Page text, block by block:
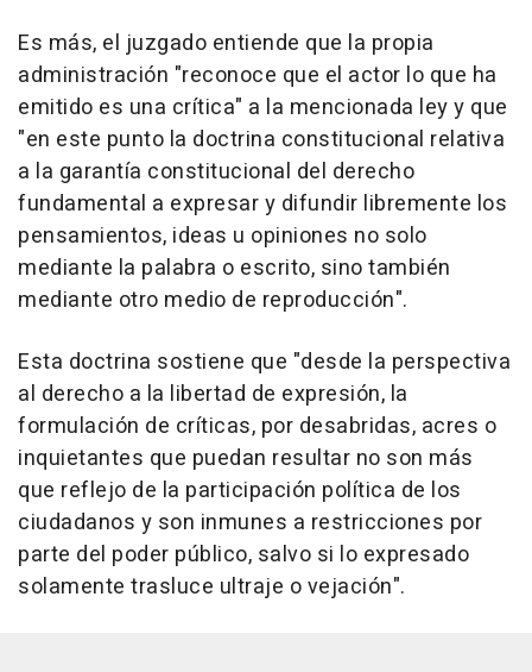
Es más, el juzgado entiende que la propia
administración "reconoce que el actor lo que ha
emitido es una crítica" a la mencionada ley y que
"en este punto la doctrina constitucional relativa
a la garantía constitucional del derecho
fundamental a expresar y difundir libremente los
pensamientos, ideas u opiniones no solo
mediante la palabra o escrito, sino también
mediante otro medio de reproducción".
Esta doctrina sostiene que "desde la perspectiva
al derecho a la libertad de expresión, la
formulación de críticas, por desabridas, acres o
inquietantes que puedan resultar no son más
que reflejo de la participación política de los
ciudadanos y son inmunes a restricciones por
parte del poder público, salvo si lo expresado
solamente trasluce ultraje o vejación".